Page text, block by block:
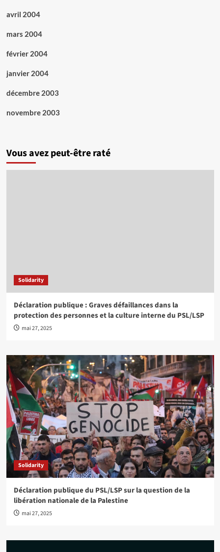
avril 2004
mars 2004
février 2004
janvier 2004
décembre 2003
novembre 2003
Vous avez peut-être raté
Solidarity
Déclaration publique : Graves défaillances dans la
protection des personnes et la culture interne du PSL/LSP
mai 27, 2025
Solidarity
Déclaration publique du PSL/LSP sur la question de la
libération nationale de la Palestine
mai 27, 2025